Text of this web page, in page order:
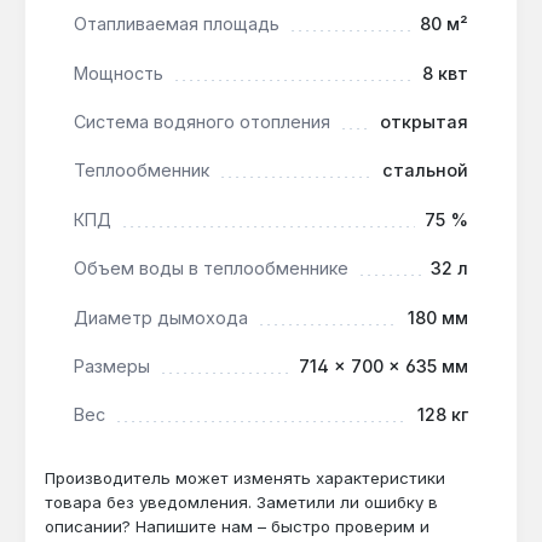
Обслуживание стекла: встроенная система
чистки, но при сжигании влажных дров
(влажность >20 %) налёт образуется быстрее
Ограничение по дымоходу:диаметр 180 мм
меньшего сечения снижает тягу и КПД (75 %
по паспорту).
Камин Lechma Korner Панорама СОТ подходит для
отопления, где требуется визуальный акцент в
интерьере и автономное отопление.
Отапливаемая площадь 80 м²
Мощность 8 квт
Система водяного отопления открытая
Теплообменник стальной
КПД 75 %
Объем воды в теплообменнике 32 л
Диаметр дымохода 180 мм
Размеры 714 × 700 × 635 мм
Вес 128 кг
Производитель может изменять характеристики
товара без уведомления. Заметили ли ошибку в
описании? Напишите нам – быстро проверим и